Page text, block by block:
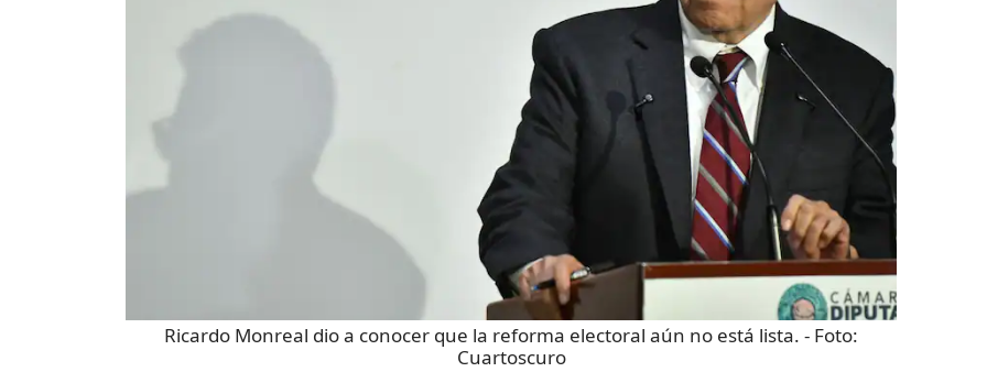
Ricardo Monreal dio a conocer que la reforma electoral aún no está lista. - Foto:
Cuartoscuro